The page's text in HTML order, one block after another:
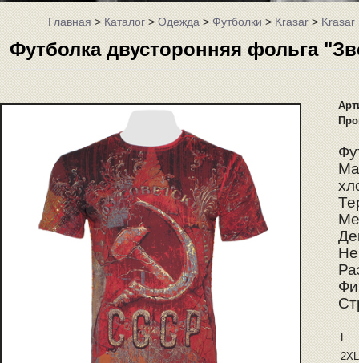
Главная>Каталог>Одежда>Футболки>Krasar>Krasar
Футболка двусторонняя фольга
Не
L
2XL